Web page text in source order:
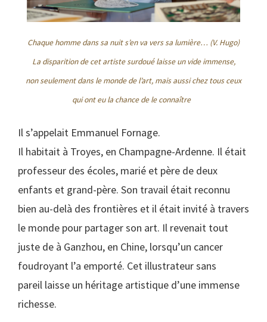
Chaque homme dans sa nuit s’en va vers sa lumière… (V. Hugo)
La disparition de cet artiste surdoué laisse un vide immense,
non seulement dans le monde de l’art, mais aussi chez tous ceux
qui ont eu la chance de le connaître
Il s’appelait Emmanuel Fornage.
Il habitait à Troyes, en Champagne-Ardenne. Il était
professeur des écoles, marié et père de deux
enfants et grand-père. Son travail était reconnu
bien au-delà des frontières et il était invité à travers
le monde pour partager son art. Il revenait tout
juste de à Ganzhou, en Chine, lorsqu’un cancer
foudroyant l’a emporté. Cet illustrateur sans
pareil laisse un héritage artistique d’une immense
richesse.